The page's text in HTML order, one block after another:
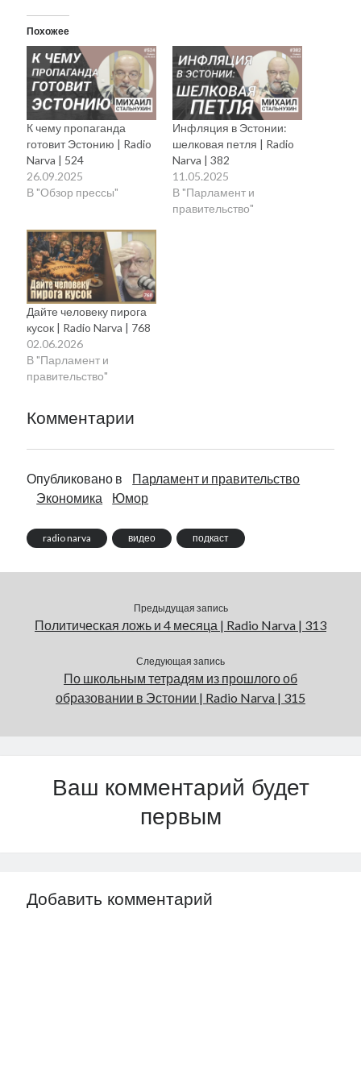
Похожее
К чему пропаганда
готовит Эстонию | Radio
Narva | 524
26.09.2025
В "Обзор прессы"
Инфляция в Эстонии:
шелковая петля | Radio
Narva | 382
11.05.2025
В "Парламент и
правительство"
Дайте человеку пирога
кусок | Radio Narva | 768
02.06.2026
В "Парламент и
правительство"
Комментарии
Опубликовано в
Парламент и правительство
Экономика
Юмор
radio narva видео подкаст
Предыдущая запись
Политическая ложь и 4 месяца | Radio Narva | 313
Следующая запись
По школьным тетрадям из прошлого об
образовании в Эстонии | Radio Narva | 315
Ваш комментарий будет
первым
Добавить комментарий